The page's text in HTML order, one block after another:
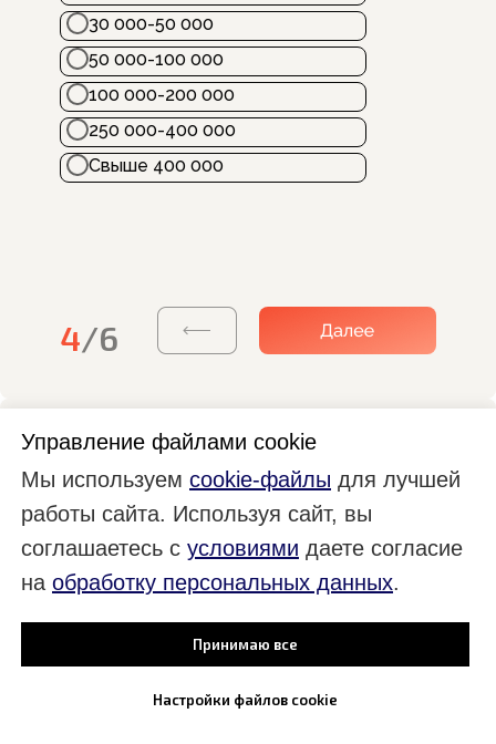
30 000-50 000
50 000-100 000
100 000-200 000
250 000-400 000
Свыше 400 000
4/6
1 час
1-3 часа
5-8 часов
Свыше 8 часов
Длительность
мероприятия?
Управление файлами cookie
Мы используем cookie-файлы для лучшей
работы сайта. Используя сайт, вы
соглашаетесь с условиями даете согласие
на обработку персональных данных.
Принимаю все
Настройки файлов cookie